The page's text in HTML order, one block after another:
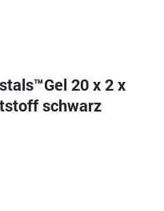
20 x 2 x
schwarz